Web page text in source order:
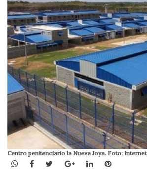
Centro penitenciario la Nueva Joya. Foto: Internet
WhatsApp
Facebook
TwitterGoogle+LinkedInPinterest